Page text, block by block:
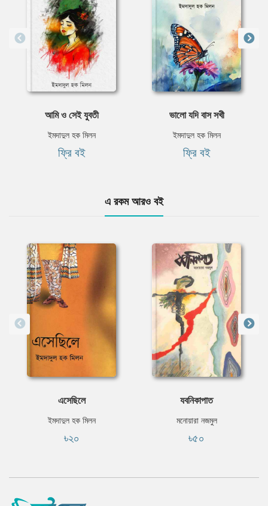
আমি ও সেই যুবতী
ইমদাদুল হক মিলন
ফ্রি বই
ভালো যদি বাস সখী
ইমদাদুল হক মিলন
ফ্রি বই
এ রকম আরও বই
এসেছিলে
ইমদাদুল হক মিলন
৳২০
যবনিকাপাত
মনোয়ারা নজমুল
৳৫০